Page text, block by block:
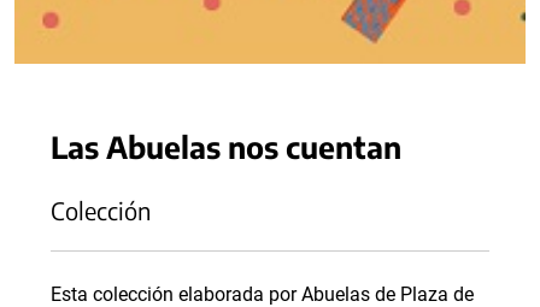
Las Abuelas nos cuentan
Colección
Esta colección elaborada por Abuelas de Plaza de